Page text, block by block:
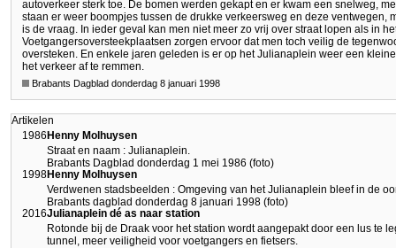
autoverkeer sterk toe. De bomen werden gekapt en er kwam een snelweg,
staan er weer boompjes tussen de drukke verkeersweg en deze ventwegen,
is de vraag. In ieder geval kan men niet meer zo vrij over straat lopen als in
Voetgangersoversteekplaatsen zorgen ervoor dat men toch veilig de
oversteken. En enkele jaren geleden is er op het Julianaplein weer een
het verkeer af te remmen.
Brabants Dagblad donderdag 8 januari 1998
Artikelen
1986 Henny Molhuysen
Straat en naam : Julianaplein.
Brabants Dagblad donderdag 1 mei 1986 (foto)
1998Henny Molhuysen
Verdwenen stadsbeelden : Omgeving van het Julianaplein bleef in de
Brabants dagblad donderdag 8 januari 1998 (foto)
2016Julianaplein dé as naar station
Rotonde bij de Draak voor het station wordt aangepakt door een lus te
tunnel, meer veiligheid voor voetgangers en fietsers.